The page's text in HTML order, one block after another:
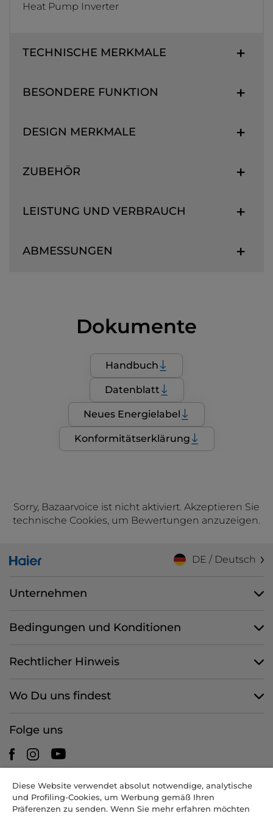
Heat Pump Inverter
TECHNISCHE MERKMALE
BESONDERE FUNKTION
DESIGN MERKMALE
ZUBEHÖR
LEISTUNG UND VERBRAUCH
ABMESSUNGEN
Dokumente
Handbuch
Datenblatt
Neues Energielabel
Konformitätserklärung
Sorry, Bazaarvoice ist nicht aktiviert. Akzeptieren Sie
technische Cookies, um Bewertungen anzuzeigen.
DE / Deutsch
Unternehmen
Bedingungen und Konditionen
Rechtlicher Hinweis
Wo Du uns findest
Folge uns
CANDY HOOVER GROUP S.r.I. - mit Alleingesellschafter -
RECHTSSITZ: Via Comolli 57 - 20861 Brugherio (MB) - Italien -
Diese Website verwendet absolut notwendige, analytische
und Profiling-Cookies, um Werbung gemäß Ihren
Präferenzen zu senden. Wenn Sie mehr erfahren möchten